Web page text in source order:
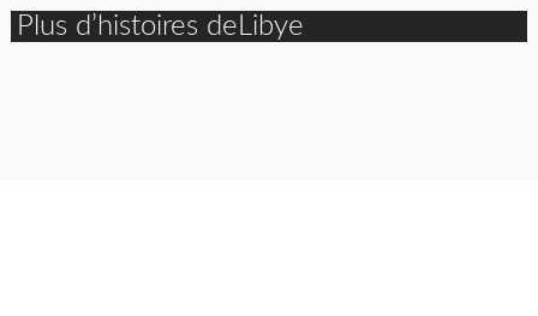
Plus d’histoires deLibye